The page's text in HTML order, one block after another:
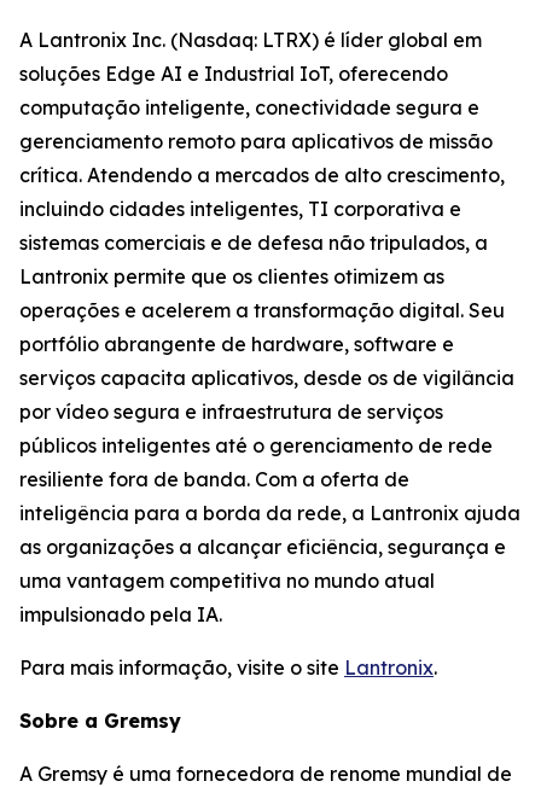
A Lantronix Inc. (Nasdaq: LTRX) é líder global em
soluções Edge AI e Industrial IoT, oferecendo
computação inteligente, conectividade segura e
gerenciamento remoto para aplicativos de missão
crítica. Atendendo a mercados de alto crescimento,
incluindo cidades inteligentes, TI corporativa e
sistemas comerciais e de defesa não tripulados, a
Lantronix permite que os clientes otimizem as
operações e acelerem a transformação digital. Seu
portfólio abrangente de hardware, software e
serviços capacita aplicativos, desde os de vigilância
por vídeo segura e infraestrutura de serviços
públicos inteligentes até o gerenciamento de rede
resiliente fora de banda. Com a oferta de
inteligência para a borda da rede, a Lantronix ajuda
as organizações a alcançar eficiência, segurança e
uma vantagem competitiva no mundo atual
impulsionado pela IA.
Para mais informação, visite o site Lantronix.
Sobre a Gremsy
A Gremsy é uma fornecedora de renome mundial de